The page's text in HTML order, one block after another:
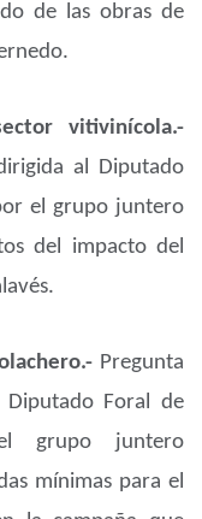
de las obras de
vitivinícola.-
al Diputado
el grupo juntero
del impacto del
Pregunta
Diputado Foral de
grupo juntero
mínimas para el